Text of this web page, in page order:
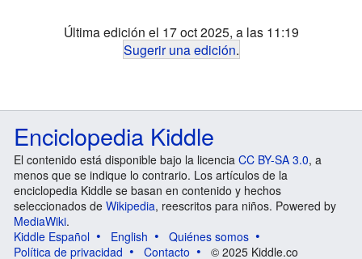
Última edición el 17 oct 2025, a las 11:19
Sugerir una edición.
Enciclopedia Kiddle
El contenido está disponible bajo la licencia CC BY-SA 3.0, a
menos que se indique lo contrario. Los artículos de la
enciclopedia Kiddle se basan en contenido y hechos
seleccionados de Wikipedia, reescritos para niños. Powered by
MediaWiki.
Kiddle Español
English
Quiénes somos
Política de privacidad
Contacto © 2025 Kiddle.co